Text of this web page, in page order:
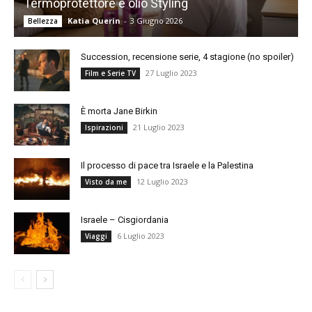
Termoprotettore e olio Styling
Bellezza Katia Querin - 3 Giugno 2026
Succession, recensione serie, 4 stagione (no spoiler)
Film e Serie TV 27 Luglio 2023
È morta Jane Birkin
Ispirazioni 21 Luglio 2023
Il processo di pace tra Israele e la Palestina
Visto da me 12 Luglio 2023
Israele – Cisgiordania
Viaggi 6 Luglio 2023